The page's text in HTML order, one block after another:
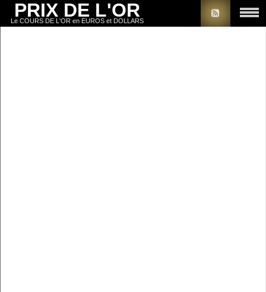
PRIX DE L'OR
Le COURS DE L'OR en EUROS et DOLLARS